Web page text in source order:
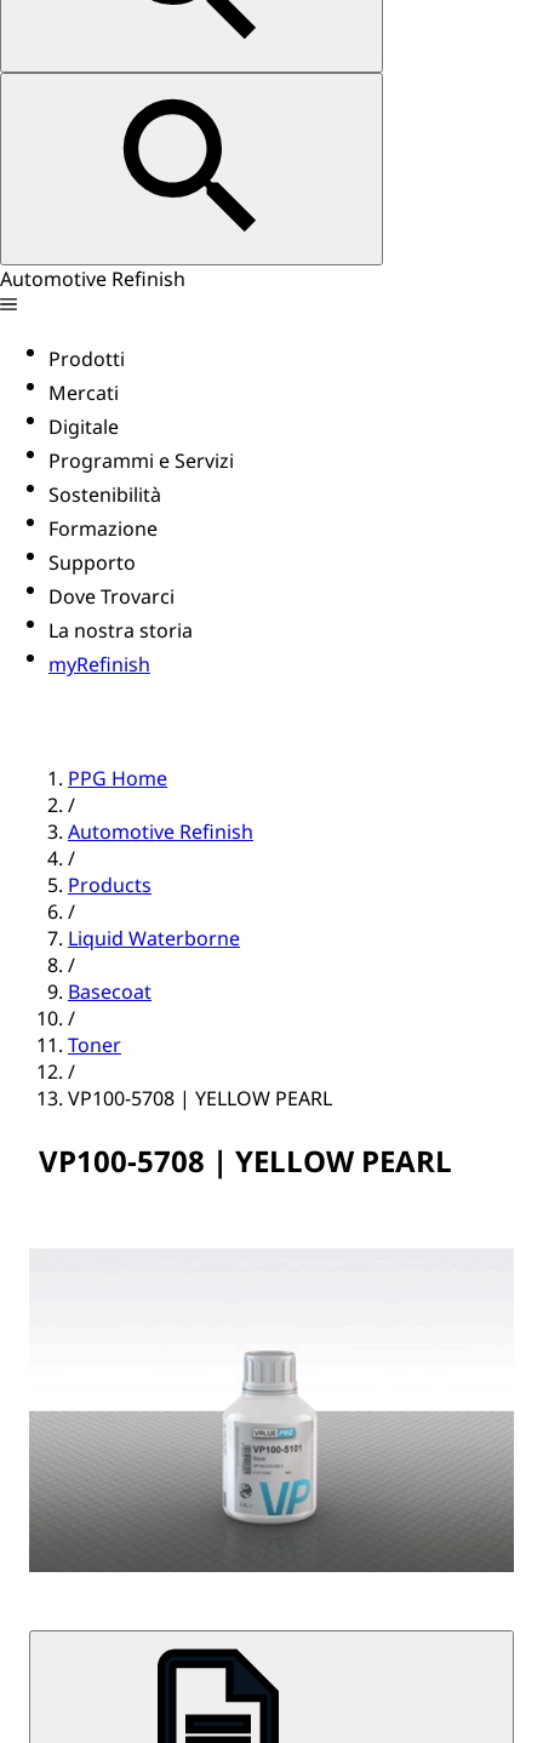
Automotive Refinish
Prodotti
Mercati
Digitale
Programmi e Servizi
Sostenibilità
Formazione
Supporto
Dove Trovarci
La nostra storia
myRefinish
PPG Home
/
Automotive Refinish
/
Products
/
Liquid Waterborne
/
Basecoat
/
Toner
/
VP100-5708 | YELLOW PEARL
VP100-5708 | YELLOW PEARL